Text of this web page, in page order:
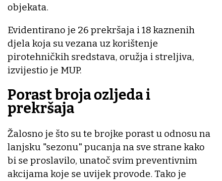
objekata.
Evidentirano je 26 prekršaja i 18 kaznenih
djela koja su vezana uz korištenje
pirotehničkih sredstava, oružja i streljiva,
izvijestio je MUP.
Porast broja ozljeda i
prekršaja
Žalosno je što su te brojke porast u odnosu na
lanjsku "sezonu" pucanja na sve strane kako
bi se proslavilo, unatoč svim preventivnim
akcijama koje se uvijek provode. Tako je